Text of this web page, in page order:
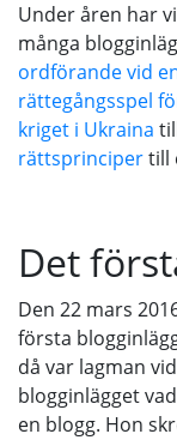
Under åren har
många
ordförande vid
rättegångsspel
kriget i Ukraina
rättsprincipertill
Det
Den 22 mars
första
då var lagman
blogginlägget
en blogg. Hon